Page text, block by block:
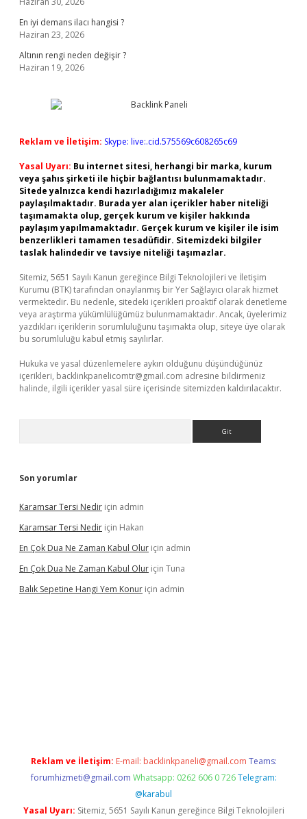
En iyi demans ilacı hangisi ?
Haziran 23, 2026
Altının rengi neden değişir ?
Haziran 19, 2026
Reklam ve İletişim: Skype: live:.cid.575569c608265c69
Yasal Uyarı: Bu internet sitesi, herhangi bir marka, kurum
veya şahıs şirketi ile hiçbir bağlantısı bulunmamaktadır.
Sitede yalnızca kendi hazırladığımız makaleler
paylaşılmaktadır. Burada yer alan içerikler haber niteliği
taşımamakta olup, gerçek kurum ve kişiler hakkında
paylaşım yapılmamaktadır. Gerçek kurum ve kişiler ile isim
benzerlikleri tamamen tesadüfidir. Sitemizdeki bilgiler
taslak halindedir ve tavsiye niteliği taşımazlar.
Sitemiz, 5651 Sayılı Kanun gereğince Bilgi Teknolojileri ve İletişim
Kurumu (BTK) tarafından onaylanmış bir Yer Sağlayıcı olarak hizmet
vermektedir. Bu nedenle, sitedeki içerikleri proaktif olarak denetleme
veya araştırma yükümlülüğümüz bulunmamaktadır. Ancak, üyelerimiz
yazdıkları içeriklerin sorumluluğunu taşımakta olup, siteye üye olarak
bu sorumluluğu kabul etmiş sayılırlar.
Hukuka ve yasal düzenlemelere aykırı olduğunu düşündüğünüz
içerikleri, backlinkpanelicomtr@gmail.com adresine bildirmeniz
halinde, ilgili içerikler yasal süre içerisinde sitemizden kaldırılacaktır.
Son yorumlar
Karamsar Tersi Nedir için admin
Karamsar Tersi Nedir için Hakan
En Çok Dua Ne Zaman Kabul Olur için admin
En Çok Dua Ne Zaman Kabul Olur için Tuna
Balık Sepetine Hangi Yem Konur için admin
Reklam ve İletişim: E-mail: backlinkpaneli@gmail.com Teams:
forumhizmeti@gmail.com Whatsapp: 0262 606 0 726 Telegram:
@karabul
Yasal Uyarı: Sitemiz, 5651 Sayılı Kanun gereğince Bilgi Teknolojileri